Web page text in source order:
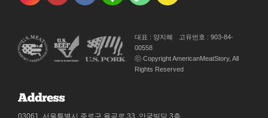
대표 : 양지혜
고유번호 : 903-84-
00558
ⓒ Copyright AmericanMeatStory, All
Rights Reserved
03061, 서울특별시 종로구 율곡로 33, 안국빌딩 3층